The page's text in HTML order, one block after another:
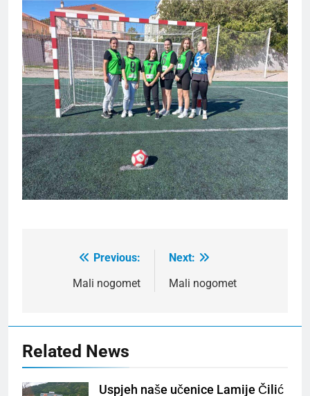
navigation
Previous:
Mali nogomet
Next:
Mali nogomet
Related News
Uspjeh naše učenice Lamije Čilić